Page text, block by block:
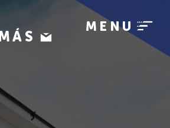
MENU